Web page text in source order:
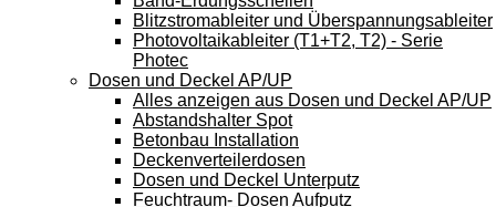
Blitzstromableiter und Überspannungsableiter
Photovoltaikableiter (T1+T2, T2) - Serie
Photec
Dosen und Deckel AP/UP
Alles anzeigen aus Dosen und Deckel AP/UP
Abstandshalter Spot
Betonbau Installation
Deckenverteilerdosen
Dosen und Deckel Unterputz
Feuchtraum- Dosen Aufputz